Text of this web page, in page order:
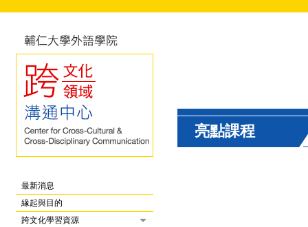
最新消息
緣起與目的
跨文化學習資源
亮點課程